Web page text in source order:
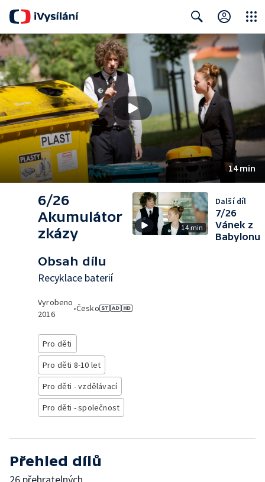
Search
14 min
6/26
Akumulátor
zkázy
Obsah dílu
Recyklace baterií
Vyrobeno
2016
•Česko
Pro děti
Pro děti 8-10 let
Pro děti - vzdělávací
Pro děti - společnost
14 min
Další díl
7/26
Vánek z
Babylonu
Přehled dílů